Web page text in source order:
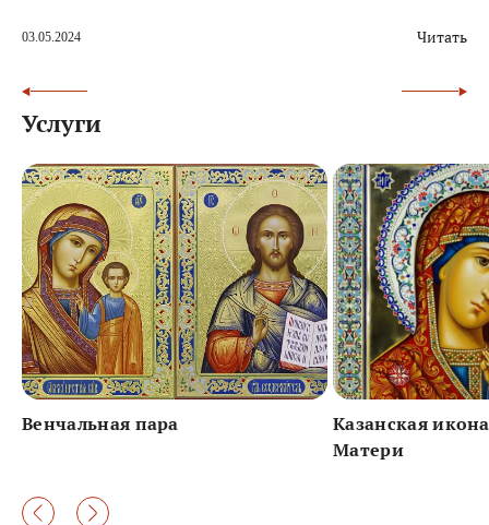
03.05.2024 Читать
Услуги
Венчальная пара
Казанская
Матери